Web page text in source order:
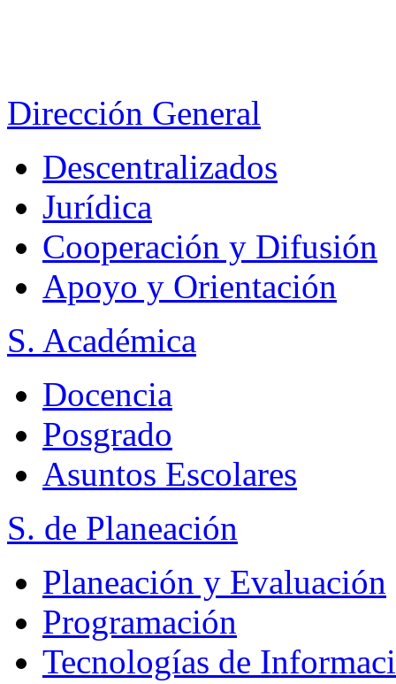
Dirección General
Descentralizados
Jurídica
Cooperación y Difusión
Apoyo y Orientación
S. Académica
Docencia
Posgrado
Asuntos Escolares
S. de Planeación
Planeación y Evaluación
Programación
Tecnologías de